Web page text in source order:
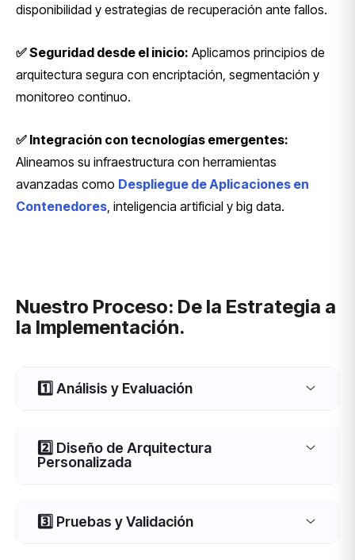
disponibilidad y estrategias de recuperación ante fallos.
✅ Seguridad desde el inicio: Aplicamos principios de
arquitectura segura con encriptación, segmentación y
monitoreo continuo.
✅ Integración con tecnologías emergentes:
Alineamos su infraestructura con herramientas
avanzadas como Despliegue de Aplicaciones en
Contenedores , inteligencia artificial y big data.
Nuestro Proceso: De la Estrategia a
la Implementación.
1️⃣ Análisis y Evaluación
2️⃣ Diseño de Arquitectura
Personalizada
3️⃣ Pruebas y Validación